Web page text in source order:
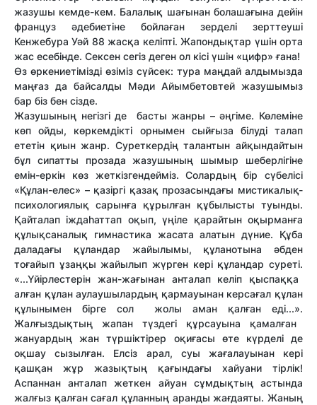
жазушы кемде-кем. Балалық шағынан болашағына дейін
француз әдебиетіне бойлаған зерделі зерттеуші
Кенжебура Уәй 88 жасқа келіпті. Жапондықтар үшін орта
жас есебінде. Сексен сегіз деген ол кісі үшін «цифр» ғана!
Өз өркениетімізді өзіміз сүйсек: тура маңдай алдымызда
маңғаз да байсалды Мәди Айымбетовтей жазушымыз
бар біз бен сізде.
Жазушының негізгі де басты жанры – әңгіме. Көлеміне
көп ойды, көркемдікті орнымен сыйғыза білуді талап
ететін қиын жанр. Суреткердің талантын айқындайтын
бұл сипатты прозада жазушының шымыр шеберлігіне
емін-еркін көз жеткізгендейміз. Солардың бір сүбелісі
«Құлан-елес» – қазіргі қазақ прозасындағы мистикалық-
психологиялық сарынға құрылған құбылысты туынды.
Қайталап іждаһаттап оқып, үңіле қарайтын оқырманға
құлықсаналық гимнастика жасата алатын дүние. Құба
даладағы құландар жайылымы, құланотына әбден
тоғайып ұзаңқы жайылып жүрген кері құландар суреті.
«...Үйірлестерін жан-жағынан анталап келіп қыспаққа
алған құлан аулаушылардың қармауынан керсағал құлан
құлынымен бірге сол жолы аман қалған еді...».
Жалғыздықтың жапан түздегі құрсауына қамалған
жануардың жан түршіктірер оқиғасы өте күрделі де
оқшау сызылған. Елсіз арал, суы жағалауынан кері
қашқан жұр жазықтың қағындағы хайуани тірлік!
Аспаннан анталап жеткен айуан сұмдықтың астында
жалғыз қалған сағал құланның аранды жағдаяты. Жаның